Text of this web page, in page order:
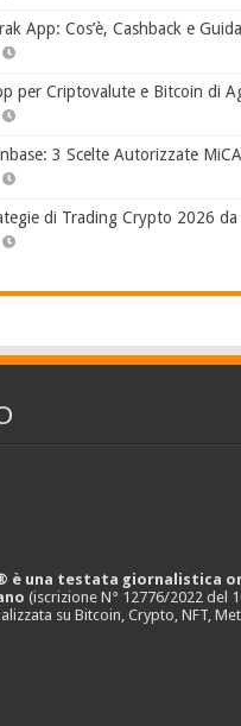
App: Cos’è, Cashback e
per Criptovalute e Bitcoin di
3 Scelte Autorizzate
di Trading Crypto 2026 da
è una testata giornalistica
(iscrizione N° 12776/2022 del
su Bitcoin, Crypto, NFT,